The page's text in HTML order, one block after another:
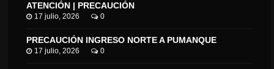
ATENCIÓN | PRECAUCIÓN
17 julio, 2026 0
PRECAUCIÓN INGRESO NORTE A PUMANQUE
17 julio, 2026 0